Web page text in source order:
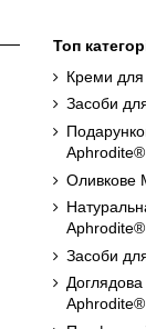
Топ
Креми
Засоби
Aphrodite®
Оливкове
Aphrodite®
Засоби
Aphrodite®